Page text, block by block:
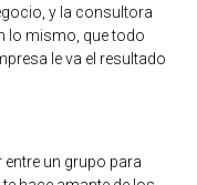
y la consultora
lo mismo, que todo
le va el resultado
un grupo para